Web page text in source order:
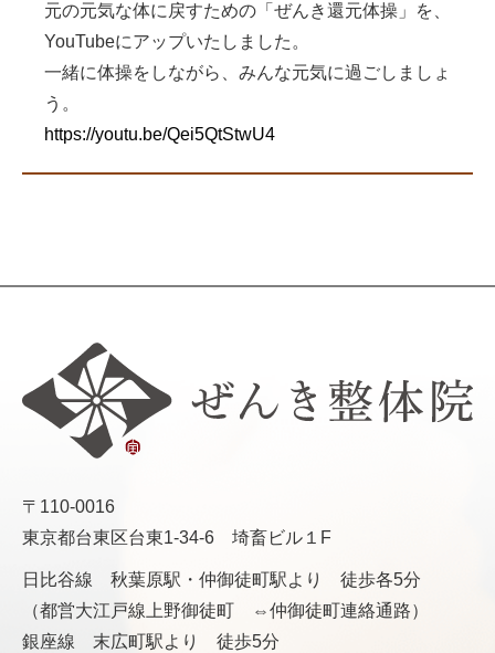
元の元気な体に戻すための「ぜんき還元体操」を、
YouTubeにアップいたしました。
一緒に体操をしながら、みんな元気に過ごしましょ
う。
https://youtu.be/Qei5QtStwU4
〒110-0016
東京都台東区台東1-34-6 埼畜ビル１F
日比谷線 秋葉原駅・仲御徒町駅より 徒歩各5分
（都営大江戸線上野御徒町 ⇔仲御徒町連絡通路）
銀座線 末広町駅より 徒歩5分